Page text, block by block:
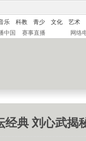
乐 科教 青少 文化
艺术
中国 赛事直播 网络
经典 刘心武揭